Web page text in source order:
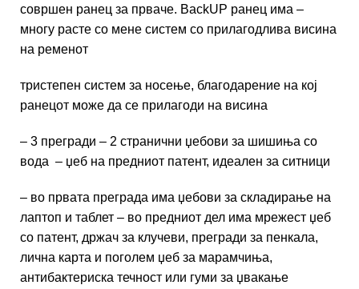
совршен ранец за прваче. BackUP ранец има –
многу расте со мене систем со прилагодлива висина
на ременот
тристепен систем за носење, благодарение на кој
ранецот може да се прилагоди на висина
– 3 прегради – 2 странични џебови за шишиња со
вода – џеб на предниот патент, идеален за ситници
– во првата преграда има џебови за складирање на
лаптоп и таблет – во предниот дел има мрежест џеб
со патент, држач за клучеви, прегради за пенкала,
лична карта и поголем џеб за марамчиња,
антибактериска течност или гуми за џвакање